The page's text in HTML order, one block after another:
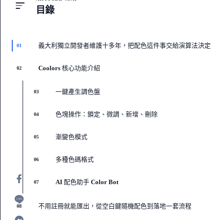
目錄
01 義大利獨立開發者維護十多年，把配色這件事交給演算法決定
02 Coolors 核心功能介紹
03 一鍵產生調色盤
04 色塊操作：鎖定、微調、新增、刪除
05 漸變色模式
06 多種色碼格式
07 AI 配色助手 Color Bot
08 不用註冊就能匯出，從空白鍵隨機配色到落地一套流程